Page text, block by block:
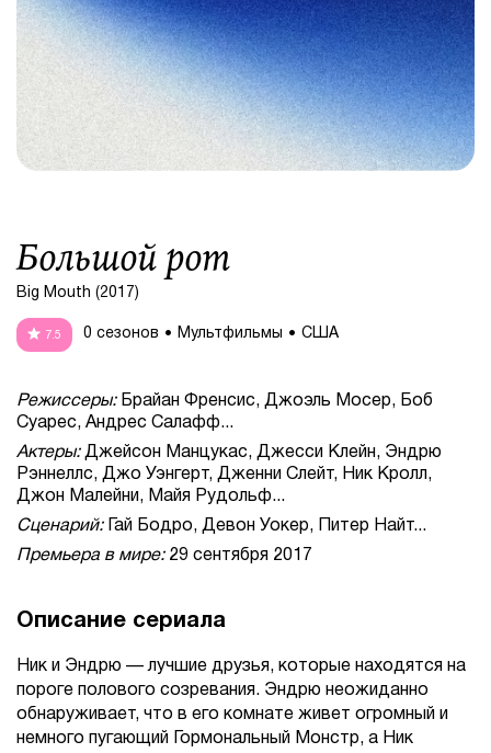
Большой рот
Big Mouth (2017)
7.5 0 сезонов Мультфильмы США
Режиссеры:Брайан Френсис, Джоэль Мосер, Боб
Суарес, Андрес Салафф...
Актеры:Джейсон Манцукас, Джесси Клейн, Эндрю
Рэннеллс, Джо Уэнгерт, Дженни Слейт, Ник Кролл,
Джон Малейни, Майя Рудольф...
Сценарий:Гай Бодро, Девон Уокер, Питер Найт...
Премьера в мире:29 сентября 2017
Описание сериала
Ник и Эндрю — лучшие друзья, которые находятся на
пороге полового созревания. Эндрю неожиданно
обнаруживает, что в его комнате живет огромный и
немного пугающий Гормональный Монстр, а Ник